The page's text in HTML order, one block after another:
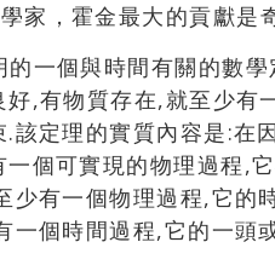
家，霍金最大的貢獻是
一個與時間有關的數
,有物質存在,就至少有
該定理的實質內容是:在
個可實現的物理過程,
少有一個物理過程,它的
個時間過程,它的一頭